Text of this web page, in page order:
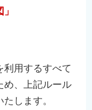
利用するすべて
め、上記ルール
します。